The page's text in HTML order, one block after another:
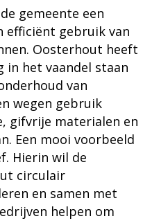
gemeente een
efficiënt gebruik van
Oosterhout heeft
in het vaandel staan
van
wegen gebruik
gifvrije materialen en
Een mooi voorbeeld
Hierin wil de
circulair
en samen met
helpen om